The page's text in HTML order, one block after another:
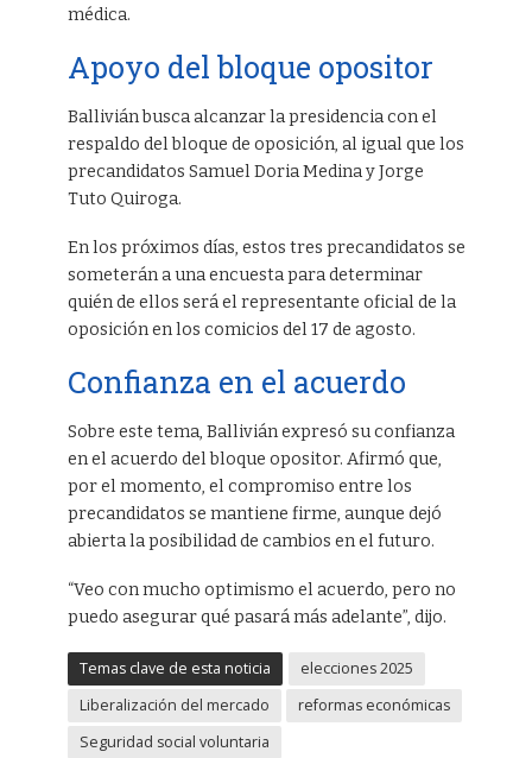
médica.
Apoyo del bloque opositor
Ballivián busca alcanzar la presidencia con el
respaldo del bloque de oposición, al igual que los
precandidatos Samuel Doria Medina y Jorge
Tuto Quiroga.
En los próximos días, estos tres precandidatos se
someterán a una encuesta para determinar
quién de ellos será el representante oficial de la
oposición en los comicios del 17 de agosto.
Confianza en el acuerdo
Sobre este tema, Ballivián expresó su confianza
en el acuerdo del bloque opositor. Afirmó que,
por el momento, el compromiso entre los
precandidatos se mantiene firme, aunque dejó
abierta la posibilidad de cambios en el futuro.
“Veo con mucho optimismo el acuerdo, pero no
puedo asegurar qué pasará más adelante”, dijo.
Temas clave de esta noticia
elecciones 2025
Liberalización del mercado
reformas económicas
Seguridad social voluntaria